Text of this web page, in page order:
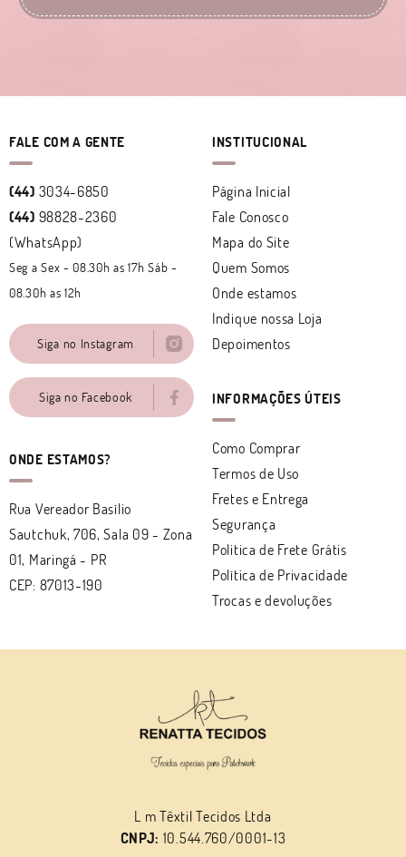
FALE COM A GENTE
(44) 3034-6850
(44) 98828-2360
(WhatsApp)
Seg a Sex - 08.30h as 17h Sáb -
08.30h as 12h
Siga no Instagram
Siga no Facebook
ONDE ESTAMOS?
Rua Vereador Basílio
Sautchuk, 706, Sala 09 - Zona
01, Maringá - PR
CEP: 87013-190
INSTITUCIONAL
Página Inicial
Fale Conosco
Mapa do Site
Quem Somos
Onde estamos
Indique nossa Loja
Depoimentos
INFORMAÇÕES ÚTEIS
Como Comprar
Termos de Uso
Fretes e Entrega
Segurança
Politica de Frete Grátis
Política de Privacidade
Trocas e devoluções
L m Têxtil Tecidos Ltda
CNPJ: 10.544.760/0001-13